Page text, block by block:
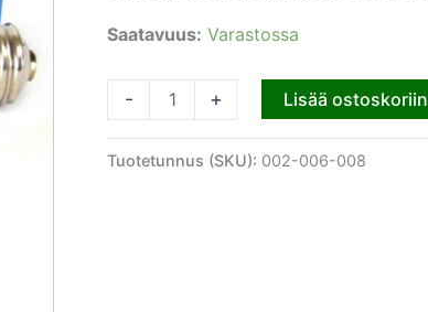
Saatavuus: Varastossa
- + Lisää ostoskoriin
Tuotetunnus (SKU): 002-006-008